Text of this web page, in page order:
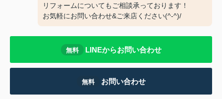
リフォームについてもご相談承っております！
お気軽にお問い合わせ&ご来店ください‍(^-^)/
無料 LINEからお問い合わせ
無料 お問い合わせ